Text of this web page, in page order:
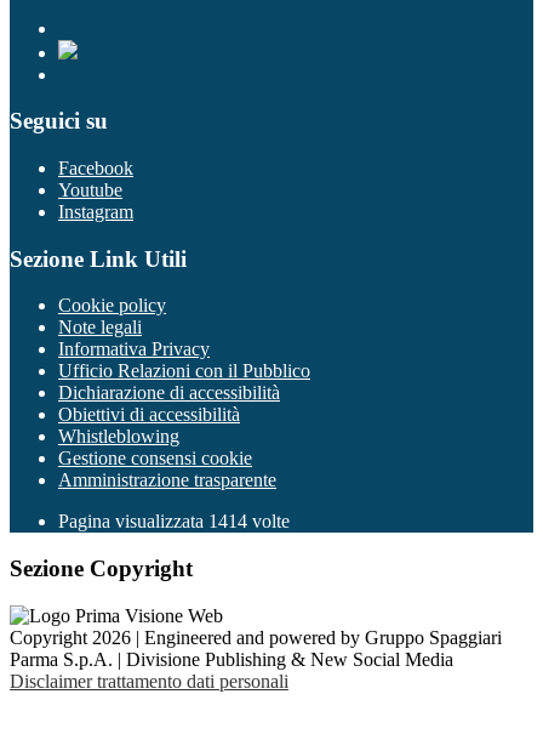
Seguici su
Facebook
Youtube
Instagram
Sezione Link Utili
Cookie policy
Note legali
Informativa Privacy
Ufficio Relazioni con il Pubblico
Dichiarazione di accessibilità
Obiettivi di accessibilità
Whistleblowing
Gestione consensi cookie
Amministrazione trasparente
Pagina visualizzata 1414 volte
Sezione Copyright
Copyright 2026 | Engineered and powered by Gruppo Spaggiari
Parma S.p.A. | Divisione Publishing & New Social Media
Disclaimer trattamento dati personali